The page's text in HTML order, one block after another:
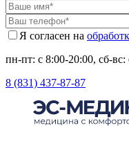
Я согласен на
пн-пт: с 8:00-20:00, сб-вс:
8 (831) 437-87-87